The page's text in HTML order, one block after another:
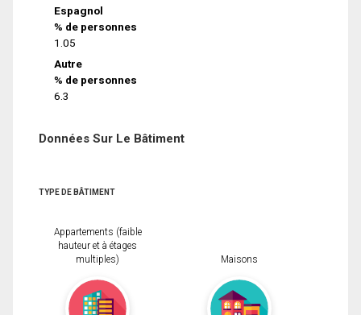
Espagnol
% de personnes
1.05
Autre
% de personnes
6.3
Données Sur Le Bâtiment
TYPE DE BÂTIMENT
Appartements (faible
hauteur et à étages
multiples)
Maisons